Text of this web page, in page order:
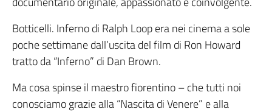
Botticelli. Inferno di Ralph Loop era nei cinema a sole
poche settimane dall’uscita del film di Ron Howard
tratto da “Inferno” di Dan Brown.
Ma cosa spinse il maestro fiorentino – che tutti noi
conosciamo grazie alla “Nascita di Venere” e alla